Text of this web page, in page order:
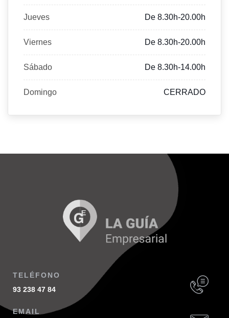
Jueves De 8.30h-20.00h
Viernes De 8.30h-20.00h
Sábado De 8.30h-14.00h
Domingo CERRADO
TELÉFONO
93 238 47 84
EMAIL